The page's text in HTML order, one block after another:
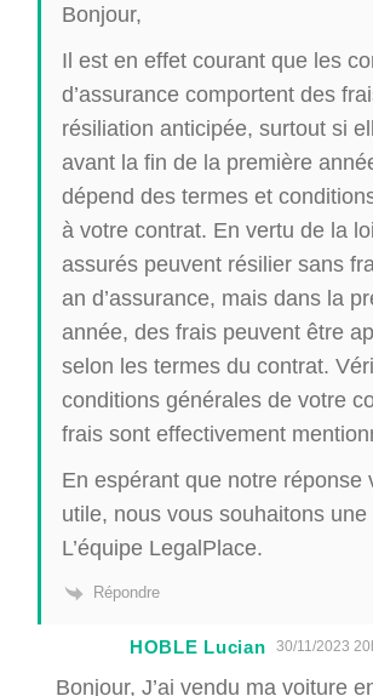
Bonjour,
Il est en effet courant que les
d’assurance comportent des
résiliation anticipée, surtout si
avant la fin de la première
dépend des termes et
à votre contrat. En vertu de la
assurés peuvent résilier sans
an d’assurance, mais dans la
année, des frais peuvent être
selon les termes du contrat.
conditions générales de votre
frais sont effectivement
En espérant que notre réponse
utile, nous vous souhaitons
L’équipe LegalPlace.
Répondre
HOBLE Lucian 30/11/2023
Bonjour, J’ai vendu ma voiture